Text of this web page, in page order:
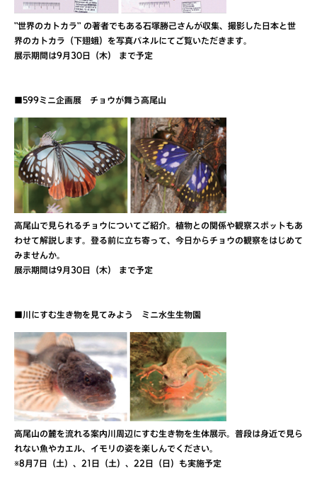
"世界のカトカラ" の著者でもある石塚勝己さんが収集、撮影した日本と世
界のカトカラ（下翅蛾）を写真パネルにてご覧いただきます。
展示期間は9月30日（木） まで予定
■599ミニ企画展 チョウが舞う高尾山
高尾山で見られるチョウについてご紹介。植物との関係や観察スポットもあ
わせて解説します。登る前に立ち寄って、今日からチョウの観察をはじめて
みませんか。
展示期間は9月30日（木） まで予定
■川にすむ生き物を見てみよう ミニ水生生物園
高尾山の麓を流れる案内川周辺にすむ生き物を生体展示。普段は身近で見ら
れない魚やカエル、イモリの姿を楽しんでください。
※8月7日（土）、21日（土）、22日（日）も実施予定